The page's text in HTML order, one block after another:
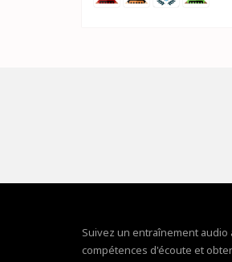
Suivez un entraînement audio
compétences d'écoute et